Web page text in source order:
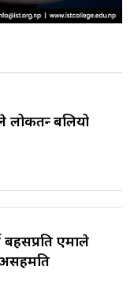
लोकतन्त्र बलियो
बहसप्रति एमाले